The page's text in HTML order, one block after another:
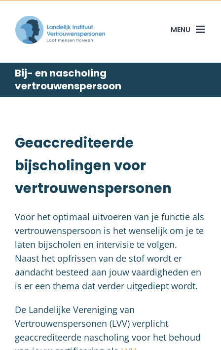
content
Bij- en nascholing
vertrouwenspersoon
Geaccrediteerde
bijscholingen voor
vertrouwenspersonen
Voor het optimaal uitvoeren van je functie als
vertrouwenspersoon is het wenselijk om je te
laten bijscholen en intervisie te volgen.
Naast het opfrissen van de stof wordt er
aandacht besteed aan jouw vaardigheden en
is er een thema dat verder uitgediept wordt.
De Landelijke Vereniging van
Vertrouwenspersonen (LVV) verplicht
geaccrediteerde nascholing voor het behoud